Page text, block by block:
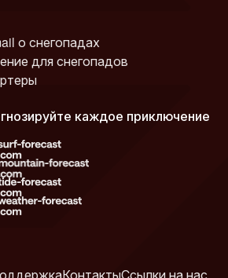
о снегопадах
для снегопадов
каждое приключение
КонтактыСсылки на нас